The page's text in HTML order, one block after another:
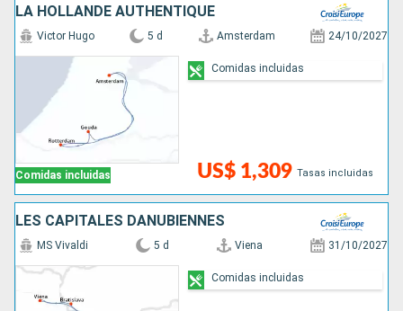
LA HOLLANDE AUTHENTIQUE
Comidas incluidas
Victor Hugo 5 d Amsterdam 24/10/2027
US$ 1,309 Tasas incluidas
Comidas incluidas
LES CAPITALES DANUBIENNES
MS Vivaldi 5 d Viena 31/10/2027
Comidas incluidas